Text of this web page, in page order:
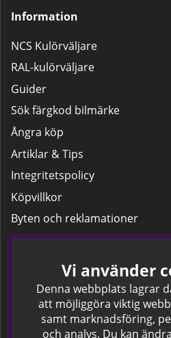
Information
NCS Kulörväljare
RAL-kulörväljare
Guider
Sök färgkod bilmärke
Ångra köp
Artiklar & Tips
Integritetspolicy
Köpvillkor
Byten och reklamationer
Leverans
Hitta färgkoden på bilen.
Företagskund
Om oss
Vi använder
Denna webbplats lagrar
att möjliggöra viktig
samt marknadsföring,
och analys. Du kan